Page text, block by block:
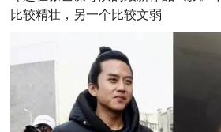
比较精壮，另一个比较文弱